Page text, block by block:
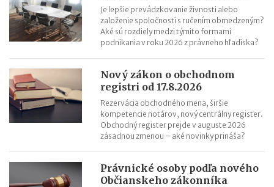
Je lepšie prevádzkovanie živnosti alebo
založenie spoločnosti s ručením obmedzeným?
Aké sú rozdiely medzi týmito formami
podnikania v roku 2026 z právneho hľadiska?
Nový zákon o obchodnom
registri od 17.8.2026
Rezervácia obchodného mena, širšie
kompetencie notárov, nový centrálny register.
Obchodný register prejde v auguste 2026
zásadnou zmenou – aké novinky prináša?
Právnické osoby podľa nového
Občianskeho zákonníka